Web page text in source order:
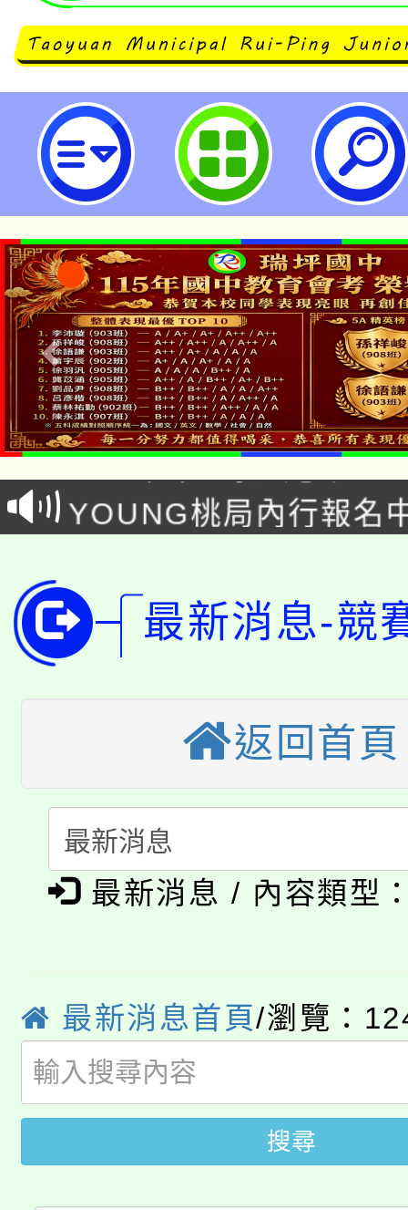
113年桃園市兒童青少年健康運動
立瑞坪國民中學
「本色祭」8/29、30在
場熱烈登場!
8/21下午1時於龍潭區
徵才活動。
YOUNG桃局內行報名
8月14至27日，桃園電
開!
115年桃園市運動會8/
田徑場及游泳池舉行。
桃園市低收入戶享有免
半價優惠，詳情可洽有
者。
份教師增能研習
大溪自造教育及科技
淨零綠生活教案入校路
會
115年食農教育專業人
程
「本色祭」8/29、30在
場熱烈登場!
8/21下午1時於龍潭區
局官網。
8月14至27日，桃園電
開!
115年桃園市運動會8/
田徑場及游泳池舉行。
桃園市低收入戶享有免
視費優惠，中低收入戶
大園自造教育及科技
最新消息-競
返回首頁
最新消息 / 內容類型
最新消息首頁/瀏覽：
搜尋